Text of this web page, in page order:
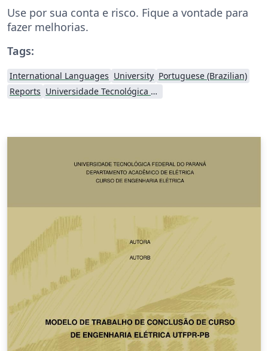
Use por sua conta e risco. Fique a vontade para
fazer melhorias.
Tags:
International Languages University Portuguese (Brazilian)
Reports
Universidade Tecnológica Federal do Paraná (UTFPR)